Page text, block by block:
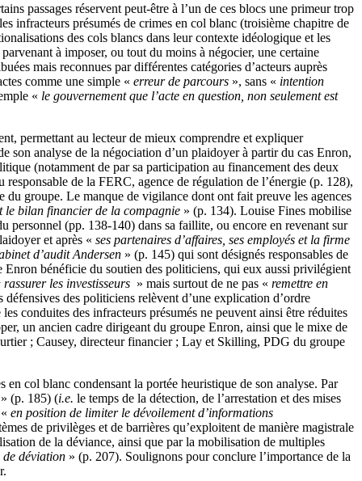
passages réservent peut-être à l’un de ces blocs une primeur trop
infracteurs présumés de crimes en col blanc (troisième chapitre de
des cols blancs dans leur contexte idéologique et les
à imposer, ou tout du moins à négocier, une certaine
mais reconnues par différentes catégories d’acteurs auprès
comme une simple « erreur de parcours », sans « intention
« le gouvernement que l’acte en question, non seulement est
permettant au lecteur de mieux comprendre et expliquer
son analyse de la négociation d’un plaidoyer à partir du cas Enron,
(notamment de par sa participation au financement des deux
de la FERC, agence de régulation de l’énergie (p. 128),
groupe. Le manque de vigilance dont ont fait preuve les agences
le bilan financier de la compagnie » (p. 134). Louise Fines mobilise
personnel (pp. 138-140) dans sa faillite, ou encore en revenant sur
et après « ses partenaires d’affaires, ses employés et la firme
d’audit Andersen » (p. 145) qui sont désignés responsables de
bénéficie du soutien des politiciens, qui eux aussi privilégient
rassurer les investisseurs » mais surtout de ne pas « remettre en
des politiciens relèvent d’une explication d’ordre
conduites des infracteurs présumés ne peuvent ainsi être réduites
un ancien cadre dirigeant du groupe Enron, ainsi que le mixe de
; Causey, directeur financier ; Lay et Skilling, PDG du groupe
col blanc condensant la portée heuristique de son analyse. Par
(p. 185) (i.e. le temps de la détection, de l’arrestation et des mises
en position de limiter le dévoilement d’informations
de privilèges et de barrières qu’exploitent de manière magistrale
de la déviance, ainsi que par la mobilisation de multiples
de déviation » (p. 207). Soulignons pour conclure l’importance de la